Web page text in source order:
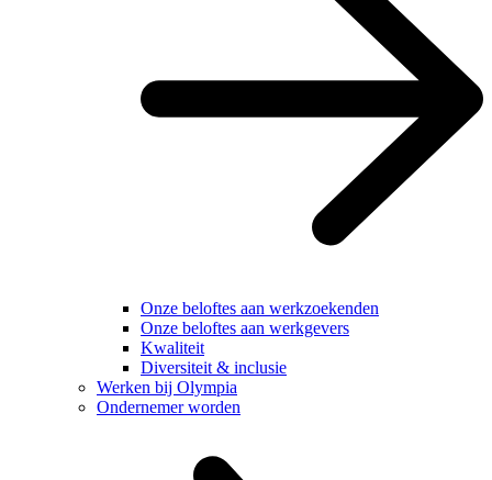
Onze beloftes aan werkzoekenden
Onze beloftes aan werkgevers
Kwaliteit
Diversiteit & inclusie
Werken bij Olympia
Ondernemer worden